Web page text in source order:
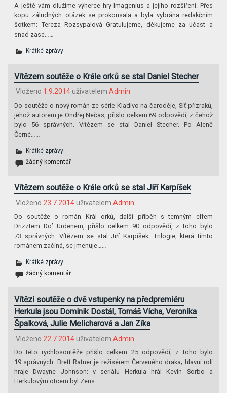
A ještě vám dlužíme výherce hry Imagenius a jejího rozšíření. Přes
kopu záludných otázek se prokousala a byla vybrána redakčním
šotkem: Tereza Rozsypalová Gratulujeme, děkujeme za účast a
snad zase……
Krátké zprávy
Vítězem soutěže o Krále orků se stal Daniel Stecher
Vloženo 1.9.2014uživatelem Admin
Do soutěže o nový román ze série Kladivo na čaroděje, Síť přízraků,
jehož autorem je Ondřej Nečas, přišlo celkem 69 odpovědí, z čehož
bylo 56 správných. Vítězem se stal Daniel Stecher. Po Aleně
Černé……
Krátké zprávy
žádný komentář
Vítězem soutěže o Krále orků se stal Jiří Karpíšek
Vloženo 23.7.2014uživatelem Admin
Do soutěže o román Král orků, další příběh s temným elfem
Drizztem Do’ Urdenem, přišlo celkem 90 odpovědí, z toho bylo
73 správných. Vítězem se stal Jiří Karpíšek. Trilogie, která tímto
románem začíná, se jmenuje……
Krátké zprávy
žádný komentář
Vítězi soutěže o dvě vstupenky na předpremiéru
Herkula jsou Dominik Dostál, Tomáš Vícha, Veronika
Špalková, Julie Melicharová a Jan Zíka
Vloženo 22.7.2014uživatelem Admin
Do této rychlosoutěže přišlo celkem 25 odpovědí, z toho bylo
19 správných. Brett Ratner je režisérem Červeného draka; hlavní roli
hraje Dwayne Johnson; v seriálu Herkula hrál Kevin Sorbo a
Herkulovým otcem byl Zeus.……